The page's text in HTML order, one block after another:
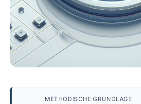
METHODISCHE GRUNDLAGE